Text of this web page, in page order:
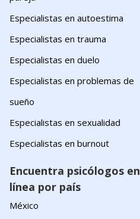
Especialistas en autoestima
Especialistas en trauma
Especialistas en duelo
Especialistas en problemas de
sueño
Especialistas en sexualidad
Especialistas en burnout
Encuentra psicólogos en
línea por país
México